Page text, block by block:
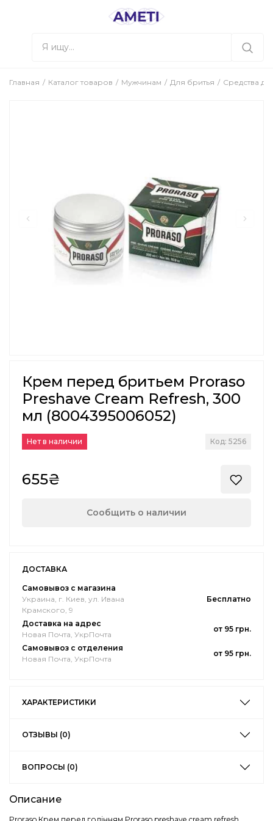
Главная Каталог товаров Мужчинам Для бритья Средства до
Крем перед бритьем Proraso
Preshave Cream Refresh, 300
мл (8004395006052)
Нет в наличии Код: 5256
655₴
Сообщить о наличии
ДОСТАВКА
Самовывоз с магазина
Украина, г. Киев, ул. Ивана
Крамского, 9
Бесплатно
Доставка на адрес
Новая Почта, УкрПочта
от 95 грн.
Самовывоз с отделения
Новая Почта, УкрПочта
от 95 грн.
ХАРАКТЕРИСТИКИ
ОТЗЫВЫ (0)
ВОПРОСЫ (0)
Описание